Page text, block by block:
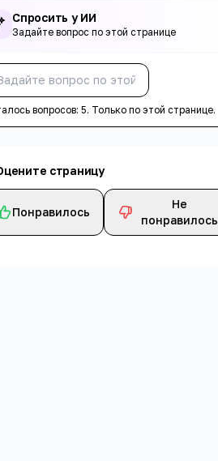
Спросить у ИИ
Задайте вопрос по этой странице
вопросов:5. Только по этой странице.
страницу
Понравилось
Не
понравилось